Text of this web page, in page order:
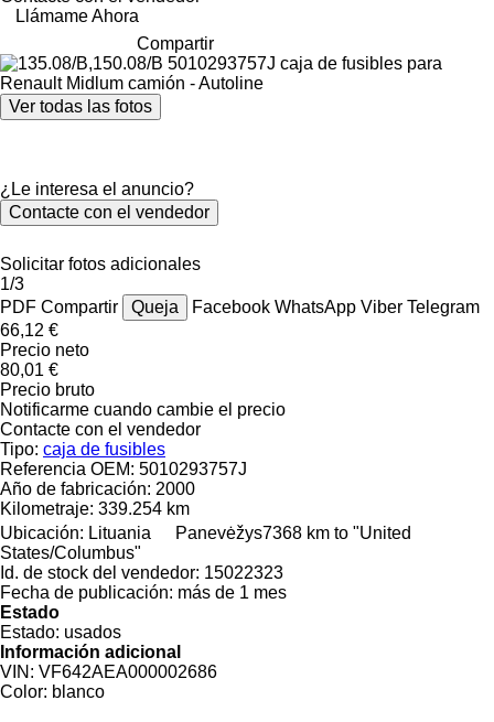
Llámame Ahora
Compartir
Ver todas las fotos
¿Le interesa el anuncio?
Contacte con el vendedor
Solicitar fotos adicionales
1/3
PDF Compartir Queja Facebook WhatsApp Viber Telegram
66,12 €
Precio neto
80,01 €
Precio bruto
Notificarme cuando cambie el precio
Contacte con el vendedor
Tipo: caja de fusibles
Referencia OEM: 5010293757J
Año de fabricación: 2000
Kilometraje: 339.254 km
Ubicación: Lituania Panevėžys7368 km to "United
States/Columbus"
Id. de stock del vendedor: 15022323
Fecha de publicación: más de 1 mes
Estado
Estado: usados
Información adicional
VIN: VF642AEA000002686
Color: blanco